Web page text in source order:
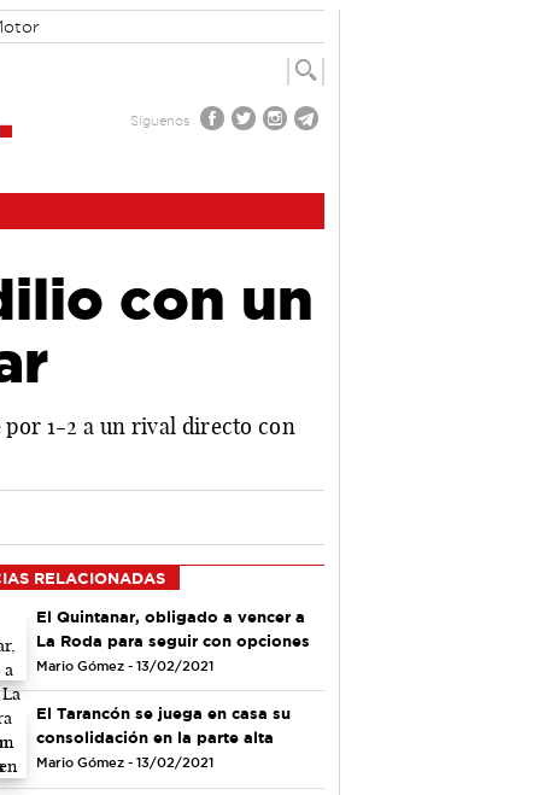
Síguenos
con un
1-2 a un rival directo con
RELACIONADAS
El Quintanar, obligado a vencer a
La Roda para seguir con opciones
Mario Gómez - 13/02/2021
El Tarancón se juega en casa su
consolidación en la parte alta
Mario Gómez - 13/02/2021